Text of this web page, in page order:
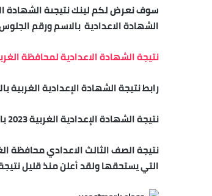
سوف نعرض لكم لينك نتيجىة الشهادة
الشهادة الاعدادية بالاسم ورقم
نتيجة الشهادة الاعدادية لمحافظة
رابط نتيجة الشهادة الإعدادية
نتيجة الشهادة الإعدادية الغربية 2023 بالاسم فقط او برقم الجلوس ظهرت الآن حصريا
التي يستحقها ولقد أعلن منذ قليل